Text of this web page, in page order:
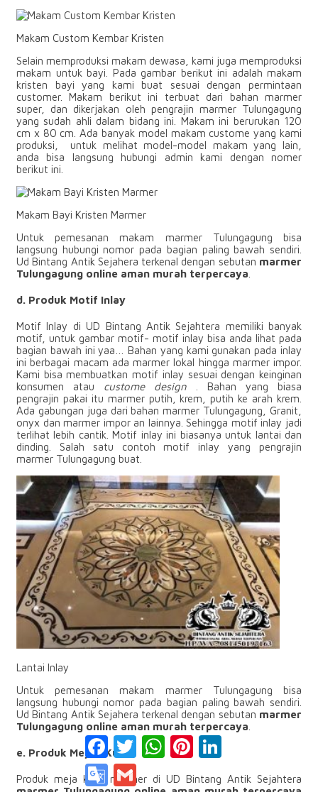
Makam Custom Kembar Kristen
Selain memproduksi makam dewasa, kami juga memproduksi
makam untuk bayi. Pada gambar berikut ini adalah makam
kristen bayi yang kami buat sesuai dengan permintaan
customer. Makam berikut ini terbuat dari bahan marmer
super, dan dikerjakan oleh pengrajin marmer Tulungagung
yang sudah ahli dalam bidang ini. Makam ini berurukan 120
cm x 80 cm. Ada banyak model makam custome yang kami
produksi, untuk melihat model-model makam yang lain,
anda bisa langsung hubungi admin kami dengan nomer
berikut ini.
Makam Bayi Kristen Marmer
Untuk pemesanan makam marmer Tulungagung bisa
langsung hubungi nomor pada bagian paling bawah sendiri.
Ud Bintang Antik Sejahera terkenal dengan sebutan marmer
Tulungagung online aman murah terpercaya
d. Produk Motif Inlay
Motif Inlay di UD Bintang Antik Sejahtera memiliki banyak
motif, untuk gambar motif- motif inlay bisa anda lihat pada
bagian bawah ini yaa… Bahan yang kami gunakan pada inlay
ini berbagai macam ada marmer lokal hingga marmer impor.
Kami bisa membuatkan motif inlay sesuai dengan keinginan
konsumen atau custome design
. Bahan yang biasa
pengrajin pakai itu marmer putih, krem, putih ke arah krem.
Ada gabungan juga dari bahan marmer Tulungagung, Granit,
onyx dan marmer impor an lainnya. Sehingga motif inlay jadi
terlihat lebih cantik. Motif inlay ini biasanya untuk lantai dan
dinding. Salah satu contoh motif inlay yang pengrajin
marmer Tulungagung buat.
Lantai Inlay
Untuk pemesanan makam marmer Tulungagung bisa
langsung hubungi nomor pada bagian paling bawah sendiri.
Ud Bintang Antik Sejahera terkenal dengan sebutan marmer
Tulungagung online aman murah terpercaya
e. Produk Meja / Kursi
Produk meja kursi marmer di UD Bintang Antik Sejahtera
FacebookTwitterWhatsAppPinterest
Google
Translate